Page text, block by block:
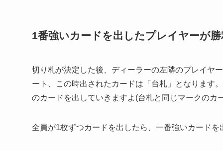
1番強いカードを出したプレイヤーが勝
切り札が決定した後、ディーラーの左隣のプレイヤ
ート、この時出されたカードは「台札」となります
のカードを出していきますよ(台札と同じマークのカ
全員が1枚ずつカードを出したら、一番強いカード